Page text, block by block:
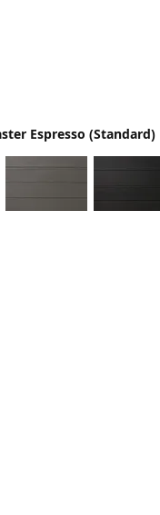
Espresso (Standard)